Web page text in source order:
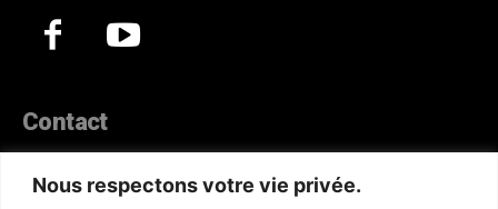
Nous respectons votre vie privée.
Contact
Téléphone :(+221) 70 330 86 87‬